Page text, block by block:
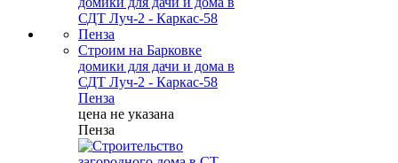
Строим на Барковке
домики для дачи и дома в
СДТ Луч-2 - Каркас-58
Пенза
цена не указана
Пенза